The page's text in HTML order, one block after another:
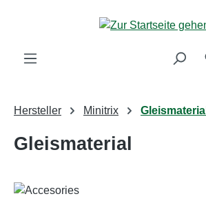
Zum Hauptinhalt springen
Hersteller Minitrix Gleismaterial
Gleismaterial